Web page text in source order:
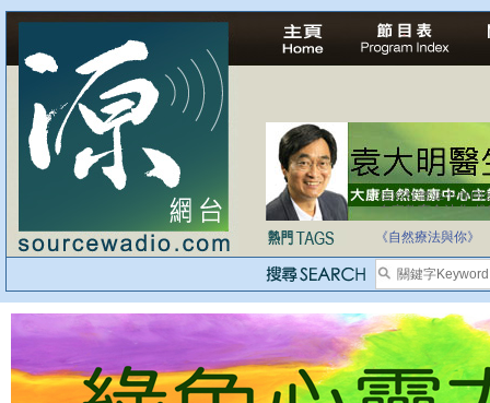
自家教育合法化-
《自然療法與你》